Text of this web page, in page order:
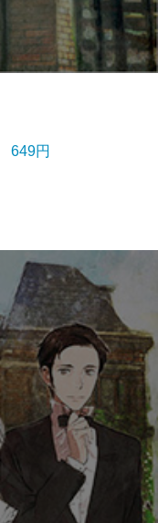
649円